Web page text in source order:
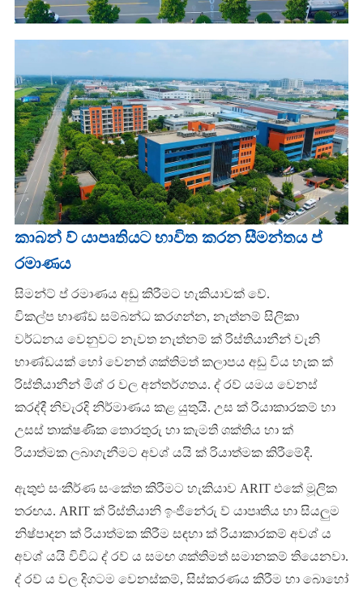
කාබන් ව් යාපෘතියට භාවිත කරන සීමන්තය ප්
රමාණය
සිමන්ට් ප් රමාණය අඩු කිරීමට හැකියාවක් වේ.
විකල්ප භාණ්ඩ සම්බන්ධ කරගන්න, නැත්නම් සිලිකා
වර්ධනය වෙනුවට නැවත නැත්නම් ක් රිස්තියානීන් වැනි
භාණ්ඩයක් හෝ වෙනත් ශක්තිමත් කලාපය අඩු විය හැක ක්
රිස්තියානීන් මිශ් ර වල අන්තර්ගතය. ද් රව් යමය වෙනස්
කරද්දී නිවැරදි නිර්මාණය කළ යුතුයි. උස ක් රියාකාරකම් හා
උසස් තාක්ෂණික තොරතුරු හා කැමති ශක්තිය හා ක්
රියාත්මක ලබාගැනීමට අවශ් යයි ක් රියාත්මක කිරීමේදී.
ඇතුළු සංකීර්ණ සංකේත කිරීමට හැකියාව ARIT එකේ මූලික
තරඟය. ARIT ක් රිස්තියානි ඉංජිනේරු ව් යාපෘතිය හා සියලුම
නිෂ්පාදන ක් රියාත්මක කිරීම සඳහා ක් රියාකාරකම් අවශ් ය
අවශ් යයි විවිධ ද් රව් ය සමඟ ශක්තිමත් සමානකම් තියෙනවා.
ද් රව් ය වල දිගටම වෙනස්කම්, සිස්කරණය කිරීම හා බොහෝ